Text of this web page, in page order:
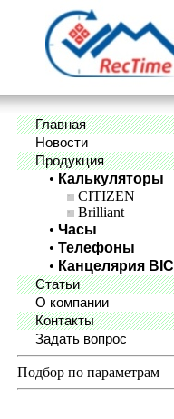
Главная
Новости
Продукция
• Калькуляторы
CITIZEN
Brilliant
• Часы
• Телефоны
• Канцелярия BIC
Статьи
О компании
Контакты
Задать вопрос
Подбор по параметрам